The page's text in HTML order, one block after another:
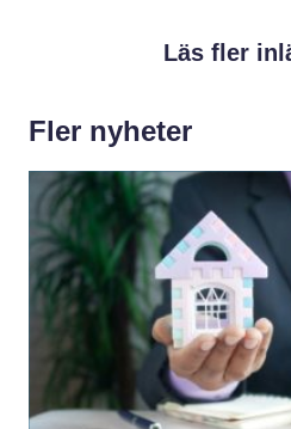
Läs fler
Fler nyheter